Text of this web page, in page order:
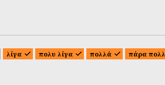
λίγα πολυ λίγα πολλά πάρα